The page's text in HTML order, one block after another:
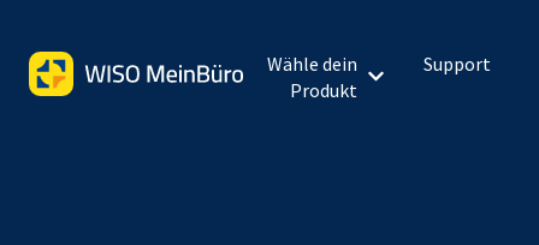
Wähle dein
Produkt
Untermenü für
Support